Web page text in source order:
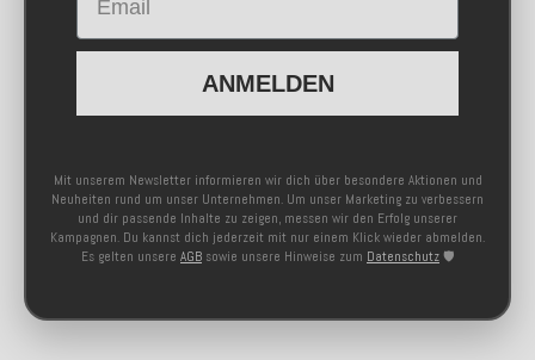
ANMELDEN
Mit unserem Newsletter informieren wir dich über besondere Aktionen und
Neuheiten rund um unser Unternehmen. Um unser Marketing zu verbessern
und dir passende Inhalte zu zeigen, messen wir den Erfolg unserer
Kampagnen. Du kannst dich jederzeit mit nur einem Klick wieder abmelden.
Es gelten unsere AGB sowie unsere Hinweise zum Datenschutz 🛡️